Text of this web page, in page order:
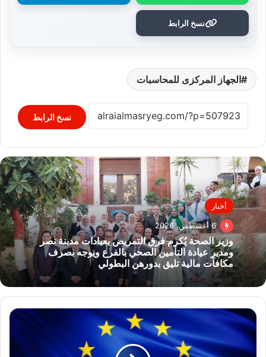
نسخ الرابط
الجهاز المركزى للمحاسبات
نسخ الرابط
أخبار
6 أغسطس، 2026
وزير الصحة يُكرم فرق التمريض بعيادات مدينة نصر
ومدير عيادة التأمين الصحي بالفرع ويوجه بصرف
مكافآت مالية تليق بدورهن البطولي
الاتحاد
الأوروبي
يصوت
على